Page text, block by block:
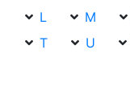
L
M
T
U